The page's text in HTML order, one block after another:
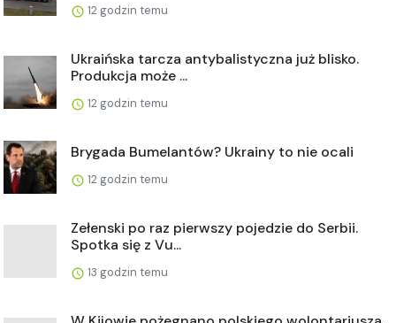
12 godzin temu
Ukraińska tarcza antybalistyczna już blisko.
Produkcja może ...
12 godzin temu
Brygada Bumelantów? Ukrainy to nie ocali
12 godzin temu
Zełenski po raz pierwszy pojedzie do Serbii.
Spotka się z Vu...
13 godzin temu